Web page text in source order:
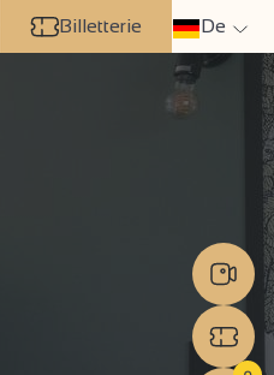
Billetterie De